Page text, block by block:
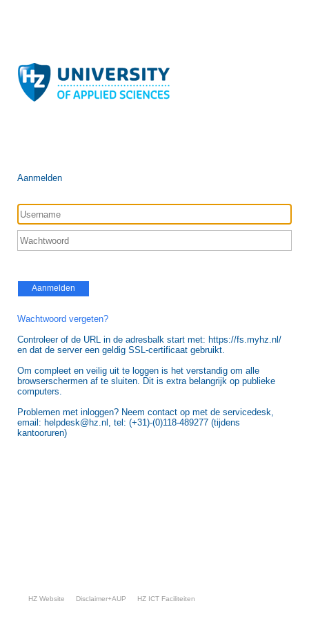
Aanmelden
Aanmelden
Wachtwoord vergeten?
Controleer of de URL in de adresbalk start met: https://fs.myhz.nl/
en dat de server een geldig SSL-certificaat gebruikt.
Om compleet en veilig uit te loggen is het verstandig om alle
browserschermen af te sluiten. Dit is extra belangrijk op publieke
computers.
Problemen met inloggen? Neem contact op met de servicedesk,
email: helpdesk@hz.nl, tel: (+31)-(0)118-489277 (tijdens
kantooruren)
HZ Website Disclaimer+AUP HZ ICT Faciliteiten